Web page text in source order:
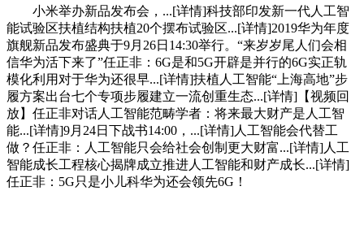
小米举办新品发布会，...[详情]科技部印发新一代人工智
能试验区扶植结构扶植20个摆布试验区...[详情]2019华为年度
旗舰新品发布盛典于9月26日14:30举行。“来岁岁尾人们会相
信华为活下来了”任正非：6G是和5G开辟是并行的6G实正轨
模化利用对于华为还很早...[详情]扶植人工智能“上海高地”步
履方案出台七个专项步履建立一流创重生态...[详情]【视频回
放】任正非对话人工智能范畴学者：将来最大财产是人工智
能...[详情]9月24日下战书14:00，...[详情]人工智能会代替工
做？任正非：人工智能只会给社会创制更大财富...[详情]人工
智能成长工程核心揭牌成立推进人工智能和财产成长...[详情]
任正非：5G只是小儿科华为还会领先6G！